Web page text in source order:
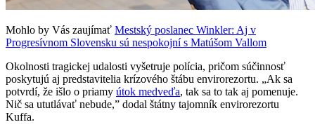
Mohlo by Vás zaujímať Mestský poslanec Winkler: Aj v
Progresívnom Slovensku sú nespokojní s Matúšom Vallom
Okolnosti tragickej udalosti vyšetruje polícia, pričom súčinnosť
poskytujú aj predstavitelia krízového štábu envirorezortu. „Ak sa
potvrdí, že išlo o priamy útok medveďa, tak sa to tak aj pomenuje.
Nič sa ututlávať nebude,” dodal štátny tajomník envirorezortu
Kuffa.